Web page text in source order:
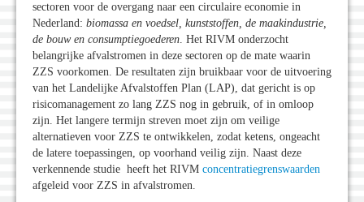
sectoren voor de overgang naar een circulaire economie in
Nederland: biomassa en voedsel, kunststoffen, de maakindustrie,
de bouw en consumptiegoederen. Het RIVM onderzocht
belangrijke afvalstromen in deze sectoren op de mate waarin
ZZS voorkomen. De resultaten zijn bruikbaar voor de uitvoering
van het Landelijke Afvalstoffen Plan (LAP), dat gericht is op
risicomanagement zo lang ZZS nog in gebruik, of in omloop
zijn. Het langere termijn streven moet zijn om veilige
alternatieven voor ZZS te ontwikkelen, zodat ketens, ongeacht
de latere toepassingen, op voorhand veilig zijn. Naast deze
verkennende studie heeft het RIVM concentratiegrenswaarden
afgeleid voor ZZS in afvalstromen.